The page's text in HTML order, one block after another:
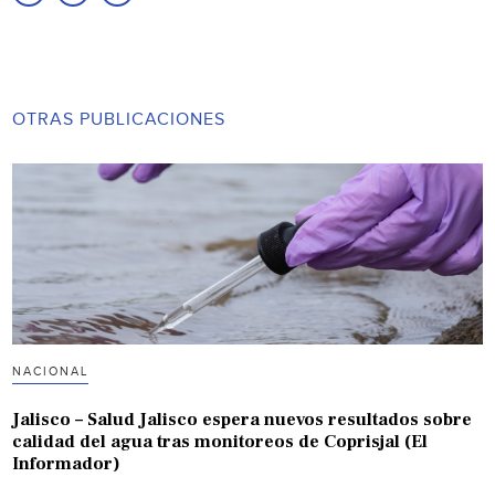
OTRAS PUBLICACIONES
NACIONAL
Jalisco – Salud Jalisco espera nuevos resultados sobre
calidad del agua tras monitoreos de Coprisjal (El
Informador)